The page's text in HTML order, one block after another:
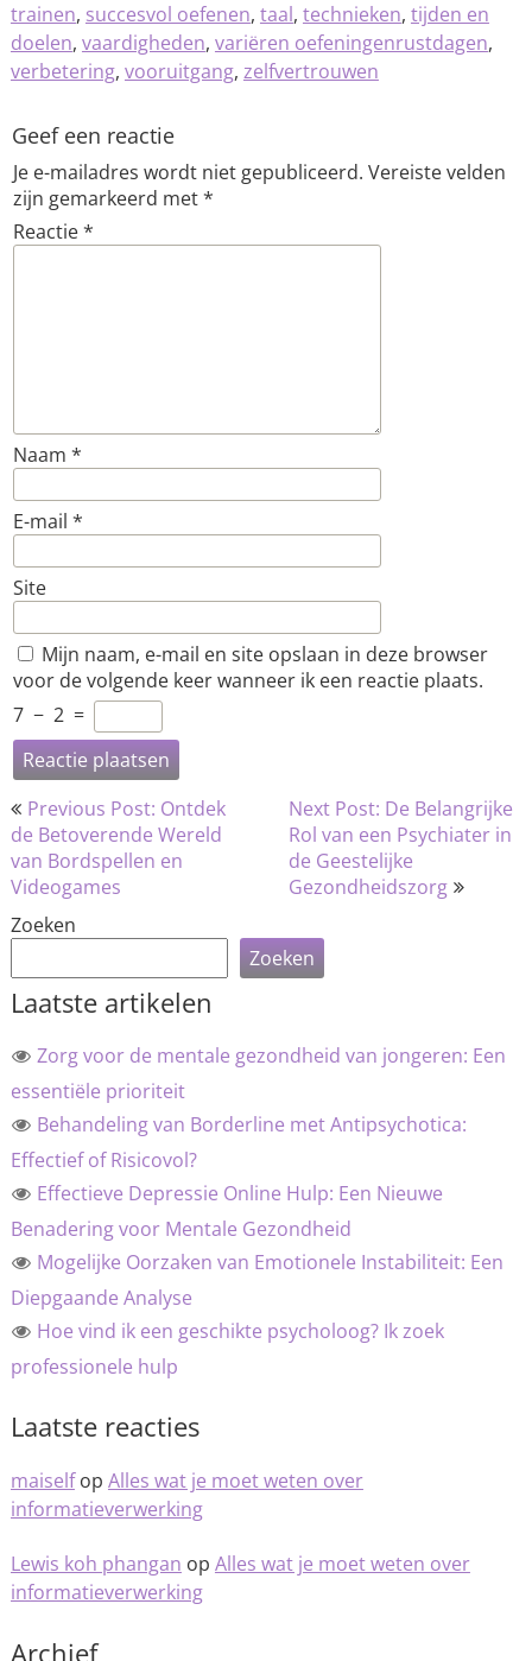
trainen, succesvol oefenen, taal, technieken, tijden en
doelen, vaardigheden, variëren oefeningenrustdagen,
verbetering, vooruitgang, zelfvertrouwen
Geef een reactie
Je e-mailadres wordt niet gepubliceerd. Vereiste velden
zijn gemarkeerd met*
Reactie*
Naam *
E-mail *
Site
Mijn naam, e-mail en site opslaan in deze browser
voor de volgende keer wanneer ik een reactie plaats.
7 − 2 =
Bericht
navigatie
Previous Post: Ontdek
de Betoverende Wereld
van Bordspellen en
Videogames
Next Post: De Belangrijke
Rol van een Psychiater in
de Geestelijke
Gezondheidszorg
Zoeken
Zoeken
Laatste artikelen
Zorg voor de mentale gezondheid van jongeren: Een
essentiële prioriteit
Behandeling van Borderline met Antipsychotica:
Effectief of Risicovol?
Effectieve Depressie Online Hulp: Een Nieuwe
Benadering voor Mentale Gezondheid
Mogelijke Oorzaken van Emotionele Instabiliteit: Een
Diepgaande Analyse
Hoe vind ik een geschikte psycholoog? Ik zoek
professionele hulp
Laatste reacties
maiselfop Alles wat je moet weten over
informatieverwerking
Lewis koh phangan op Alles wat je moet weten over
informatieverwerking
Archief